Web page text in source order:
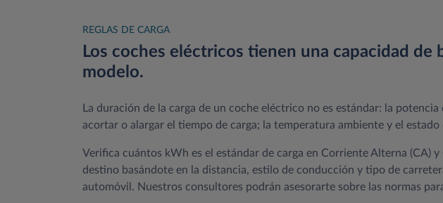
REGLAS DE CARGA
Los coches eléctricos tienen una capacidad de
modelo.
La duración de la carga de un coche eléctrico no es estándar: la
acortar o alargar el tiempo de carga; la temperatura ambiente y el
Verifica cuántos kWh es el estándar de carga en Corriente Alterna (CA)
destino basándote en la distancia, estilo de conducción y tipo de
automóvil. Nuestros consultores podrán asesorarte sobre las normas